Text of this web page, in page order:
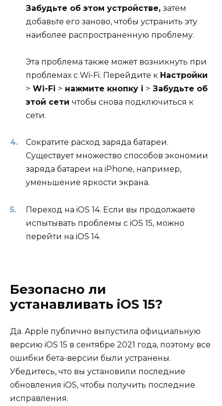
Забудьте об этом устройстве, затем
добавьте его заново, чтобы устранить эту
наиболее распространенную проблему.
Эта проблема также может возникнуть при
проблемах с Wi-Fi. Перейдите к Настройки
> Wi-Fi > нажмите кнопку i > Забудьте об
этой сети чтобы снова подключиться к
сети.
Сократите расход заряда батареи.
Существует множество способов экономии
заряда батареи на iPhone, например,
уменьшение яркости экрана.
Переход на iOS 14. Если вы продолжаете
испытывать проблемы с iOS 15, можно
перейти на iOS 14.
Безопасно ли
устанавливать iOS 15?
Да. Apple публично выпустила официальную
версию iOS 15 в сентябре 2021 года, поэтому все
ошибки бета-версии были устранены.
Убедитесь, что вы установили последние
обновления iOS, чтобы получить последние
исправления.